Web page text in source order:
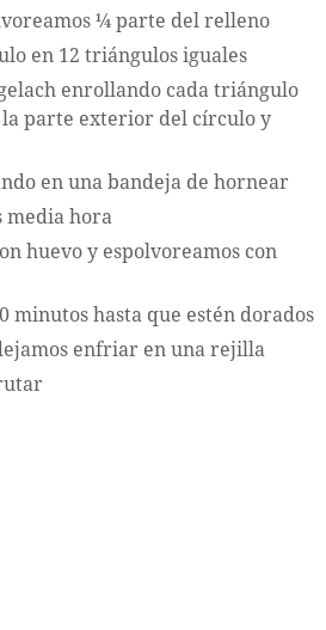
¼ parte del relleno
en 12 triángulos iguales
enrollando cada triángulo
la parte exterior del círculo y
en una bandeja de hornear
media hora
huevo y espolvoreamos con
minutos hasta que estén dorados
enfriar en una rejilla